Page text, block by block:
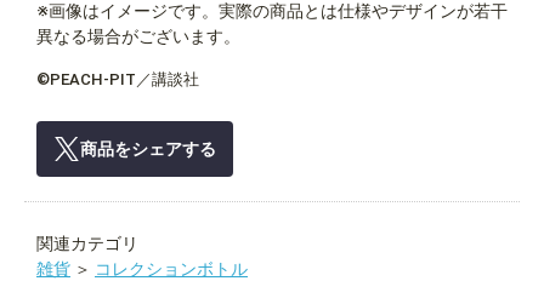
※画像はイメージです。実際の商品とは仕様やデザインが若干
異なる場合がございます。
©PEACH-PIT／講談社
商品をシェアする
関連カテゴリ
雑貨 ＞ コレクションボトル